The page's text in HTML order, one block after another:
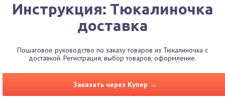
Инструкция: Тюкалиночка
доставка
Пошаговое руководство по заказу товаров из Тюкалиночка с
доставкой. Регистрация, выбор товаров, оформление.
Заказать через Купер →